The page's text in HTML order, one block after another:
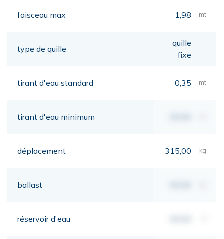
faisceau max 1,98 mt
type de quille
quille
fixe
tirant d'eau standard 0,35 mt
tirant d'eau minimum
déplacement 315,00 kg
ballast
réservoir d'eau